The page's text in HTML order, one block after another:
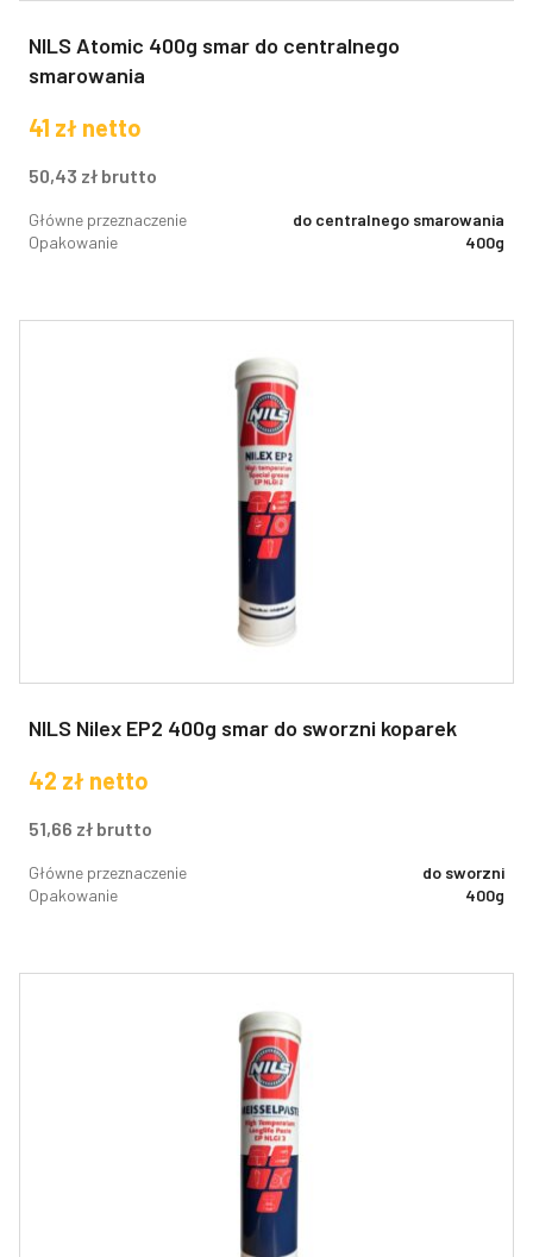
NILS Atomic 400g smar do centralnego
smarowania
41 zł netto
50,43 zł brutto
Główne przeznaczenie
do centralnego smarowania
Opakowanie
400g
NILS Nilex EP2 400g smar do sworzni koparek
42 zł netto
51,66 zł brutto
Główne przeznaczenie
do sworzni
Opakowanie
400g